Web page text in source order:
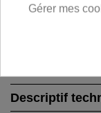
200x140: 50x140
350x245: 50x245
Descriptif
Gérer mes